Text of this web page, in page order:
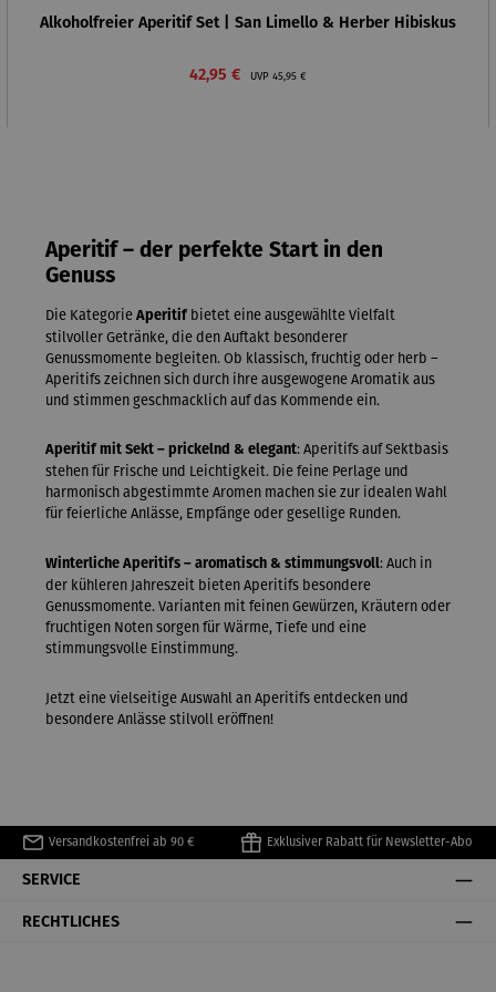
Alkoholfreier Aperitif Set | San Limello & Herber Hibiskus
Verkaufspreis:
42,95 € UVP Regulärer Preis:
45,95 €
Aperitif – der perfekte Start in den
Genuss
Die Kategorie Aperitif bietet eine ausgewählte Vielfalt
stilvoller Getränke, die den Auftakt besonderer
Genussmomente begleiten. Ob klassisch, fruchtig oder herb –
Aperitifs zeichnen sich durch ihre ausgewogene Aromatik aus
und stimmen geschmacklich auf das Kommende ein.
Aperitif mit Sekt – prickelnd & elegant: Aperitifs auf Sektbasis
stehen für Frische und Leichtigkeit. Die feine Perlage und
harmonisch abgestimmte Aromen machen sie zur idealen Wahl
für feierliche Anlässe, Empfänge oder gesellige Runden.
Winterliche Aperitifs – aromatisch & stimmungsvoll: Auch in
der kühleren Jahreszeit bieten Aperitifs besondere
Genussmomente. Varianten mit feinen Gewürzen, Kräutern oder
fruchtigen Noten sorgen für Wärme, Tiefe und eine
stimmungsvolle Einstimmung.
Jetzt eine vielseitige Auswahl an Aperitifs entdecken und
besondere Anlässe stilvoll eröffnen!
Versandkostenfrei ab 90 € Exklusiver Rabatt für Newsletter-Abo
SERVICE
RECHTLICHES